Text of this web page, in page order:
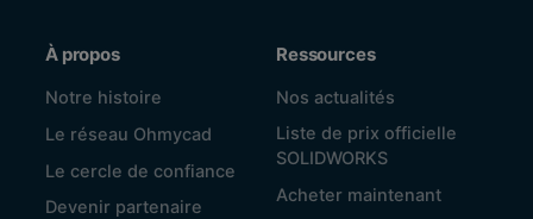
À propos
Notre histoire
Le réseau Ohmycad
Le cercle de confiance
Devenir partenaire
Ressources
Nos actualités
Liste de prix officielle
SOLIDWORKS
Acheter maintenant